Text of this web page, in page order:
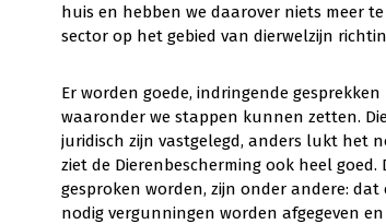
huis en hebben we daarover niets meer
sector op het gebied van dierwelzijn
Er worden goede, indringende
waaronder we stappen kunnen zetten.
juridisch zijn vastgelegd, anders lukt het
ziet de Dierenbescherming ook heel
gesproken worden, zijn onder andere:
nodig vergunningen worden afgegeven